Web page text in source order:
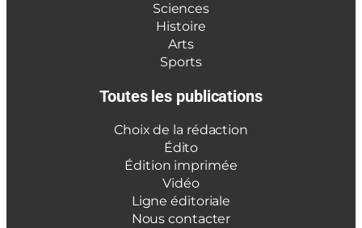
Sciences
Histoire
Arts
Sports
Toutes les publications
Choix de la rédaction
Édito
Édition imprimée
Vidéo
Ligne éditoriale
Nous contacter